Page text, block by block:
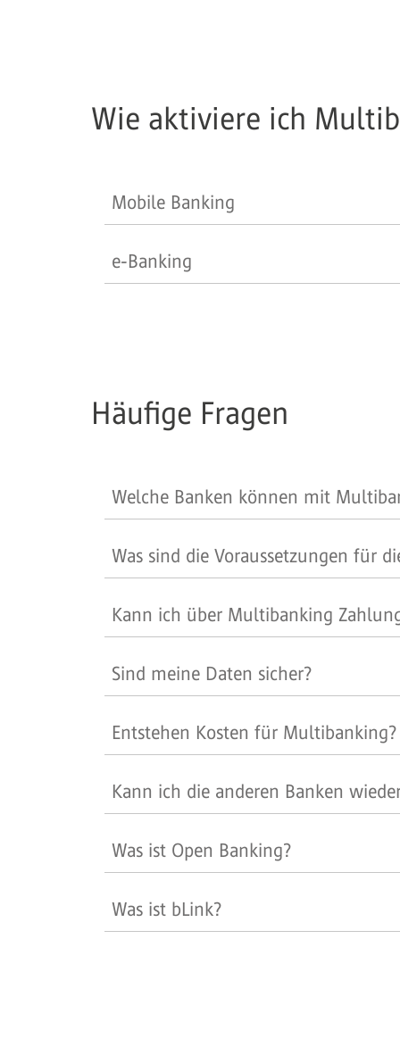
Wie aktiviere ich
Mobile Banking
e-Banking
Häufige Fragen
Welche Banken können mit
Was sind die Voraussetzungen für
Kann ich über Multibanking
Sind meine Daten sicher?
Entstehen Kosten für Multibanking?
Kann ich die anderen Banken
Was ist Open Banking?
Was ist bLink?